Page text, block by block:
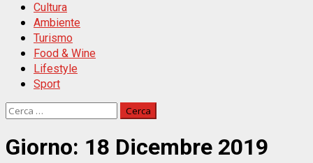
Cultura
Ambiente
Turismo
Food & Wine
Lifestyle
Sport
Ricerca
Giorno: 18 Dicembre 2019